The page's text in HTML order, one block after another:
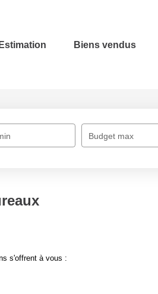
Estimation Biens vendus
Budget max
s'offrent à vous :